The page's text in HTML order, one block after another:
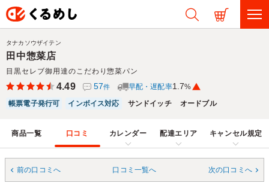
田中惣菜店
目黒セレブ御用達のこだわり惣菜パン
タナカソウザイテン
4.49 57件 早配・遅配率1.7%
帳票電子発行可
インボイス対応 サンドイッチ オードブル
商品一覧 口コミ カレンダー 配達エリア キャンセル規定
前の口コミへ 口コミ一覧へ 次の口コミへ